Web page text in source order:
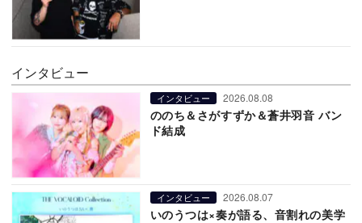
インタビュー
インタビュー 2026.08.08
ののち＆さがすずか＆蒼井羽音 バン
ド結成
インタビュー 2026.08.07
いのうつは×奏が語る、音割れの美学